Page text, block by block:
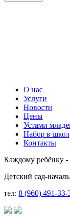
О нас
Услуги
Новости
Цены
Устами
Набор в
Контакты
Каждому ребёнку -
Детский сад-
тел: 8 (960) 491-33-